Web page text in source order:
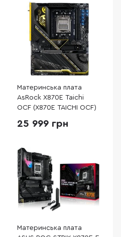
Материнська плата
AsRock X870E Taichi
OCF (X870E TAICHI OCF)
25 999 грн
Материнська плата